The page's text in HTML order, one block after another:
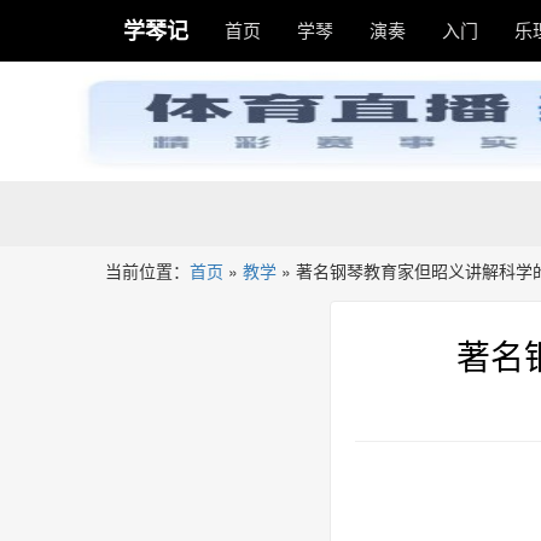
学琴记 首页 学琴 演奏 入门 乐
当前位置： 首页 » 教学 » 著名钢琴教育家但昭义讲解科学
著名